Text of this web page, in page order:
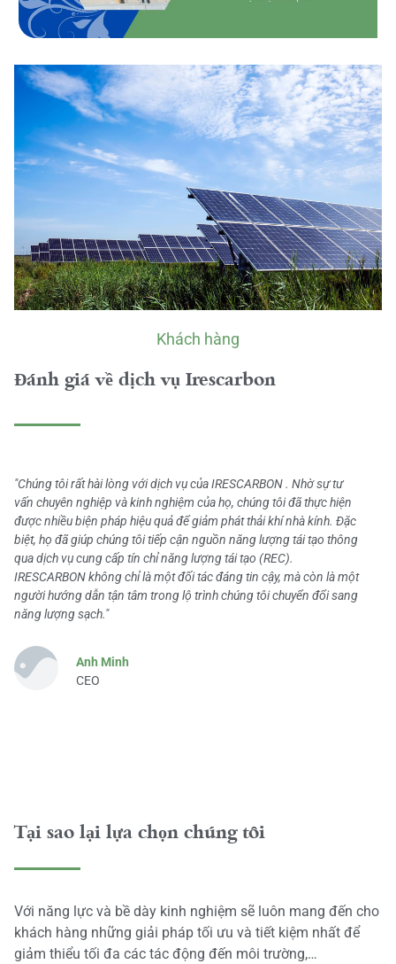
Khách hàng
Đánh giá về dịch vụ Irescarbon
"Chúng tôi rất hài lòng với dịch vụ của IRESCARBON . Nhờ sự tư
vấn chuyên nghiệp và kinh nghiệm của họ, chúng tôi đã thực hiện
được nhiều biện pháp hiệu quả để giảm phát thải khí nhà kính. Đặc
biệt, họ đã giúp chúng tôi tiếp cận nguồn năng lượng tái tạo thông
qua dịch vụ cung cấp tín chỉ năng lượng tái tạo (REC).
IRESCARBON không chỉ là một đối tác đáng tin cậy, mà còn là một
người hướng dẫn tận tâm trong lộ trình chúng tôi chuyển đổi sang
năng lượng sạch."
Anh Minh
CEO
Tại sao lại lựa chọn chúng tôi
Với năng lực và bề dày kinh nghiệm sẽ luôn mang đến cho
khách hàng những giải pháp tối ưu và tiết kiệm nhất để
giảm thiểu tối đa các tác động đến môi trường,…